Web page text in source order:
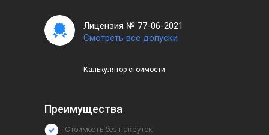
Преимущества
Стоимость без накруток
Лицензия № 77-06-2021
Смотреть все допуски
Калькулятор стоимости